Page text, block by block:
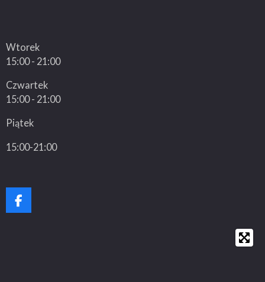
Wtorek
15:00 - 21:00
Czwartek
15:00 - 21:00
Piątek
15:00-21:00
F
a